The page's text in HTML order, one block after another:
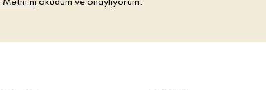
Metni’niokudum ve onaylıyorum.